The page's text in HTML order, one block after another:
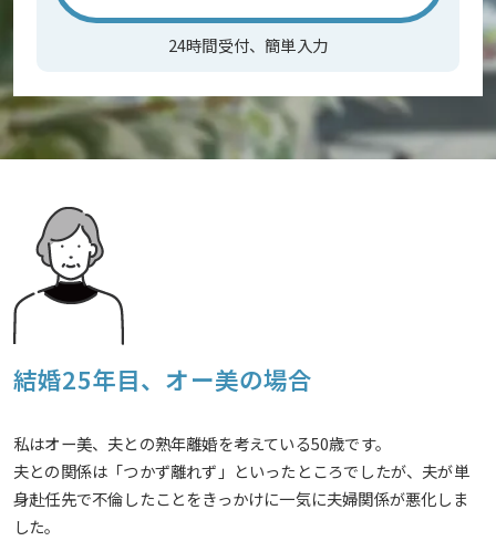
24時間受付、簡単入力
結婚25年目、オー美の場合
私はオー美、夫との熟年離婚を考えている50歳です。
夫との関係は「つかず離れず」といったところでしたが、夫が単
身赴任先で不倫したことをきっかけに一気に夫婦関係が悪化しま
した。